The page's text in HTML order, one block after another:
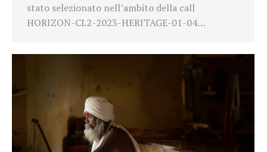
stato selezionato nell’ambito della call
HORIZON-CL2-2023-HERITAGE-01-04…